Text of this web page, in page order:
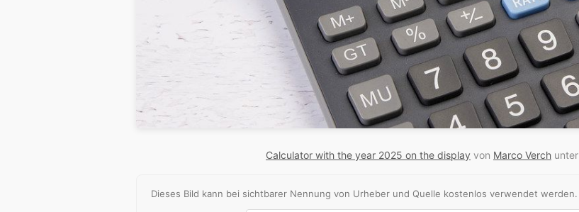
Calculator with the year 2025 on the display von Marco Verch unter
Dieses Bild kann bei sichtbarer Nennung von Urheber und Quelle kostenlos verwendet werden.